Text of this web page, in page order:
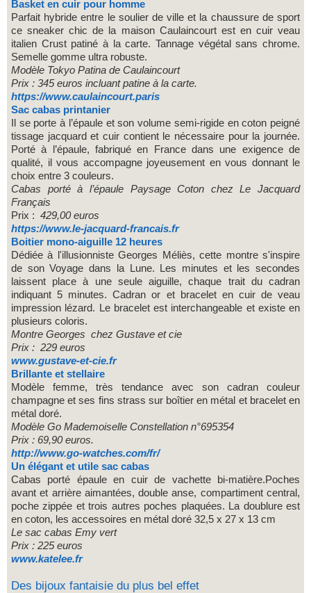
Basket en cuir pour homme
Parfait hybride entre le soulier de ville et la chaussure de sport
ce sneaker chic de la maison Caulaincourt est en cuir veau
italien Crust patiné à la carte. Tannage végétal sans chrome.
Semelle gomme ultra robuste.
Modèle Tokyo Patina de Caulaincourt
Prix : 345 euros incluant patine à la carte.
https://www.caulaincourt.paris
Sac cabas printanier
Il se porte à l’épaule et son volume semi-rigide en coton peigné
tissage jacquard et cuir contient le nécessaire pour la journée.
Porté à l’épaule, fabriqué en France dans une exigence de
qualité, il vous accompagne joyeusement en vous donnant le
choix entre 3 couleurs.
Cabas porté à l’épaule Paysage Coton chez Le Jacquard
Français
Prix : 429,00 euros
https://www.le-jacquard-francais.fr
Boitier mono-aiguille 12 heures
Dédiée à l'illusionniste Georges Méliès, cette montre s'inspire
de son Voyage dans la Lune. Les minutes et les secondes
laissent place à une seule aiguille, chaque trait du cadran
indiquant 5 minutes. Cadran or et bracelet en cuir de veau
impression lézard. Le bracelet est interchangeable et existe en
plusieurs coloris.
Montre Georges chez Gustave et cie
Prix : 229 euros
www.gustave-et-cie.fr
Brillante et stellaire
Modèle femme, très tendance avec son cadran couleur
champagne et ses fins strass sur boîtier en métal et bracelet en
métal doré.
Modèle Go Mademoiselle Constellation n°695354
Prix : 69,90 euros.
http://www.go-watches.com/fr/
Un élégant et utile sac cabas
Cabas porté épaule en cuir de vachette bi-matière.Poches
avant et arrière aimantées, double anse, compartiment central,
poche zippée et trois autres poches plaquées. La doublure est
en coton, les accessoires en métal doré 32,5 x 27 x 13 cm
Le sac cabas Emy vert
Prix : 225 euros
www.katelee.fr
Des bijoux fantaisie du plus bel effet